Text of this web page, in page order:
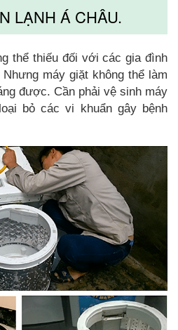
LẠNH Á CHÂU.
thể thiếu đối với các gia đình
máy giặt không thể làm
được. Cần phải vệ sinh máy
bỏ các vi khuẩn gây bệnh